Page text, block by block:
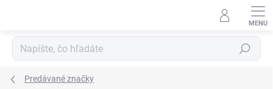
Hľadať
Predávané značky